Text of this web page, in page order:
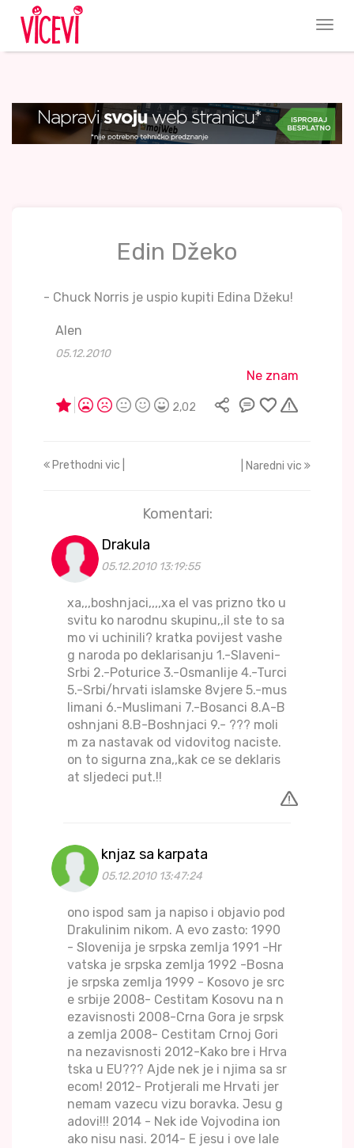
Edin Džeko
- Chuck Norris je uspio kupiti Edina Džeku!
Alen
05.12.2010
Ne znam
2,02
Prethodni vic | | Naredni vic
Komentari:
Drakula
05.12.2010 13:19:55
xa,,,boshnjaci,,,,xa el vas prizno tko u
svitu ko narodnu skupinu,,il ste to sa
mo vi uchinili? kratka povijest vashe
g naroda po deklarisanju 1.-Slaveni-
Srbi 2.-Poturice 3.-Osmanlije 4.-Turci
5.-Srbi/hrvati islamske 8vjere 5.-mus
limani 6.-Muslimani 7.-Bosanci 8.A-B
oshnjani 8.B-Boshnjaci 9.- ??? moli
m za nastavak od vidovitog naciste.
on to sigurna zna,,kak ce se deklaris
at sljedeci put.!!
knjaz sa karpata
05.12.2010 13:47:24
ono ispod sam ja napiso i objavio pod
Drakulinim nikom. A evo zasto: 1990
- Slovenija je srpska zemlja 1991 -Hr
vatska je srpska zemlja 1992 -Bosna
je srpska zemlja 1999 - Kosovo je src
e srbije 2008- Cestitam Kosovu na n
ezavisnosti 2008-Crna Gora je srpsk
a zemlja 2008- Cestitam Crnoj Gori
na nezavisnosti 2012-Kako bre i Hrva
tska u EU??? Ajde nek je i njima sa sr
ecom! 2012- Protjerali me Hrvati jer
nemam vazecu vizu boravka. Jesu g
adovi!!! 2014 - Nek ide Vojvodina ion
ako nisu nasi. 2014- E jesu i ove IaIe